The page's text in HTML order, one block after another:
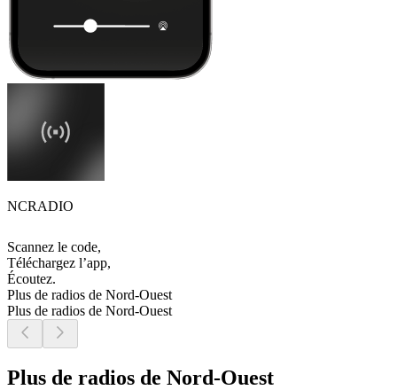
NCRADIO
Scannez le code,
Téléchargez l’app,
Écoutez.
Plus de radios de Nord-Ouest
Plus de radios de Nord-Ouest
Plus de radios de Nord-Ouest